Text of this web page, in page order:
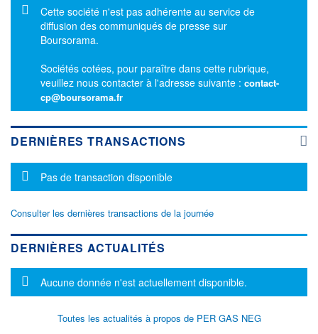
Message d'information
Cette société n'est pas adhérente au service de
diffusion des communiqués de presse sur
Boursorama.
Sociétés cotées, pour paraître dans cette rubrique,
veuillez nous contacter à l'adresse suivante : contact-
cp@boursorama.fr
DERNIÈRES TRANSACTIONS
Message d'information
Pas de transaction disponible
Consulter les dernières transactions de la journée
DERNIÈRES ACTUALITÉS
Message d'information
Aucune donnée n'est actuellement disponible.
Toutes les actualités à propos de PER GAS NEG